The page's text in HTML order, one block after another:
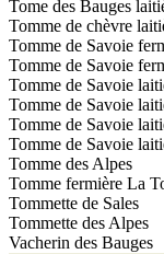
Tome des Bauges
Tomme de chèvre
Tomme de Savoie
Tomme de Savoie
Tomme de Savoie
Tomme de Savoie
Tomme de Savoie
Tomme de Savoie
Tomme des Alpes
Tomme fermière La
Tommette de Sales
Tommette des Alpes
Vacherin des Bauges